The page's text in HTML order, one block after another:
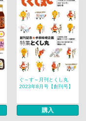
ぐ～す～月刊とくし丸
2023年8月号【創刊号】
購入